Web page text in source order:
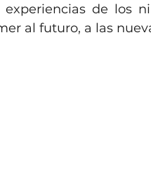
experiencias de los
al futuro, a las